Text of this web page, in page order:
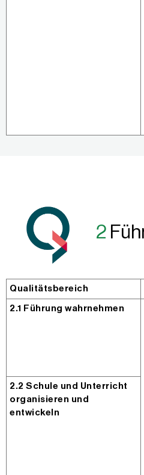
2
Qualitätsbereich
2.1 Führung wahrnehmen
2.2 Schule und Unterricht
organisieren und
entwickeln